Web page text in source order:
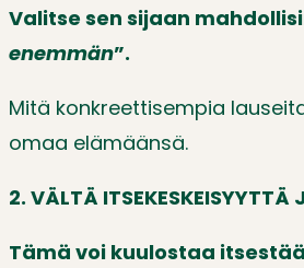
Valitse sen sijaan
enemmän”.
Mitä konkreettisempia
omaa elämäänsä.
2. VÄLTÄ ITSEKESKEISYYTTÄ
Tämä voi kuulostaa